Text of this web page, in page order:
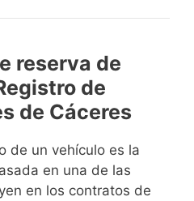
reserva de
de
de Cáceres
de un vehículo es la
en una de las
en los contratos de